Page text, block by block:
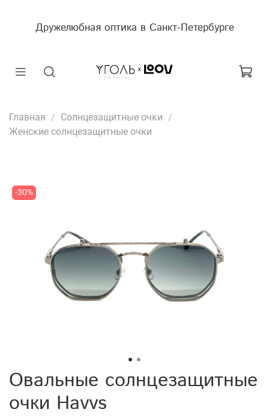
Дружелюбная оптика в Санкт-Петербурге
Главная
Солнцезащитные очки
Женские солнцезащитные очки
-30%
Овальные солнцезащитные
очки Havvs